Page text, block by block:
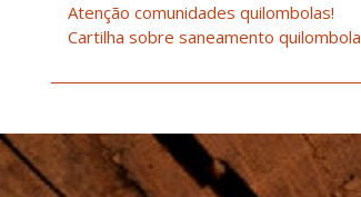
Atenção comunidades quilombolas!
Cartilha sobre saneamento quilombola